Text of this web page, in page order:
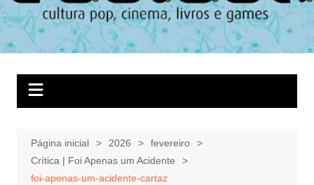
Página inicial 2026
fevereiro
Crítica | Foi Apenas um Acidente
foi-apenas-um-acidente-cartaz